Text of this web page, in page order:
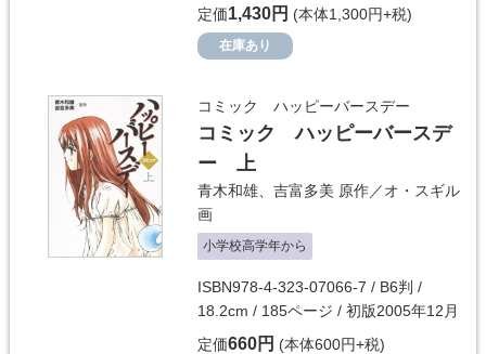
定価1,430円 (本体1,300円+税)
在庫あり
コミック ハッピーバースデー
コミック ハッピーバースデ
ー 上
青木和雄 吉富多美 原作／オ・スギル
画
小学校高学年から
ISBN978-4-323-07066-7 / B6判 /
18.2cm / 185ページ / 初版2005年12月
定価660円 (本体600円+税)